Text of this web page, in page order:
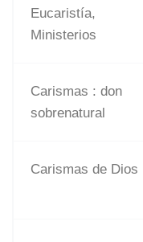
Eucaristía,
Ministerios
Carismas : don
sobrenatural
Carismas de Dios